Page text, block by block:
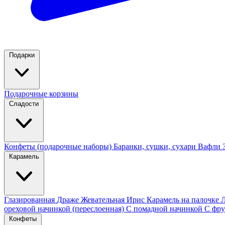
Подарки
Подарочные корзины
Сладости
Конфеты (подарочные наборы) Баранки, сушки, сухари Вафли
Карамель
Глазированная Драже Жевательная Ирис Карамель на палочке
ореховой начинкой (переслоенная) С помадной начинкой С
Конфеты